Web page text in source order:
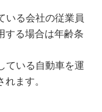
いる会社の従業員
する場合は年齢条
ている自動車を運
ます。